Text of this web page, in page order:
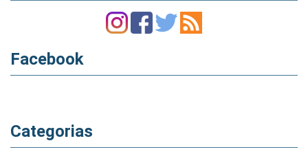
Facebook
Categorias